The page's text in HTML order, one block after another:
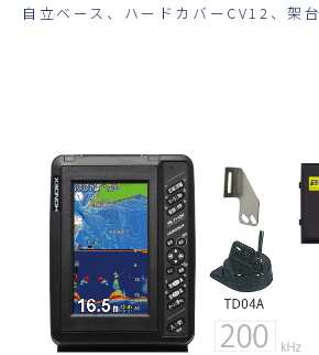
自立ベース、ハードカバーCV12、架台